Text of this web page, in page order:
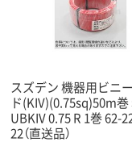
スズデン 機器用ビニ
ド(KIV)(0.75sq)50m巻
UBKIV 0.75 R 1巻 62-
22（直送品）